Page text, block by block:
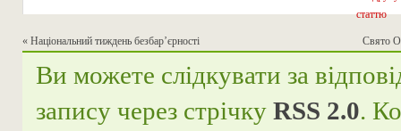
« Національний тиждень безбар’єрності Свято
Ви можете слідкувати за
запису через стрічку RSS 2.0.